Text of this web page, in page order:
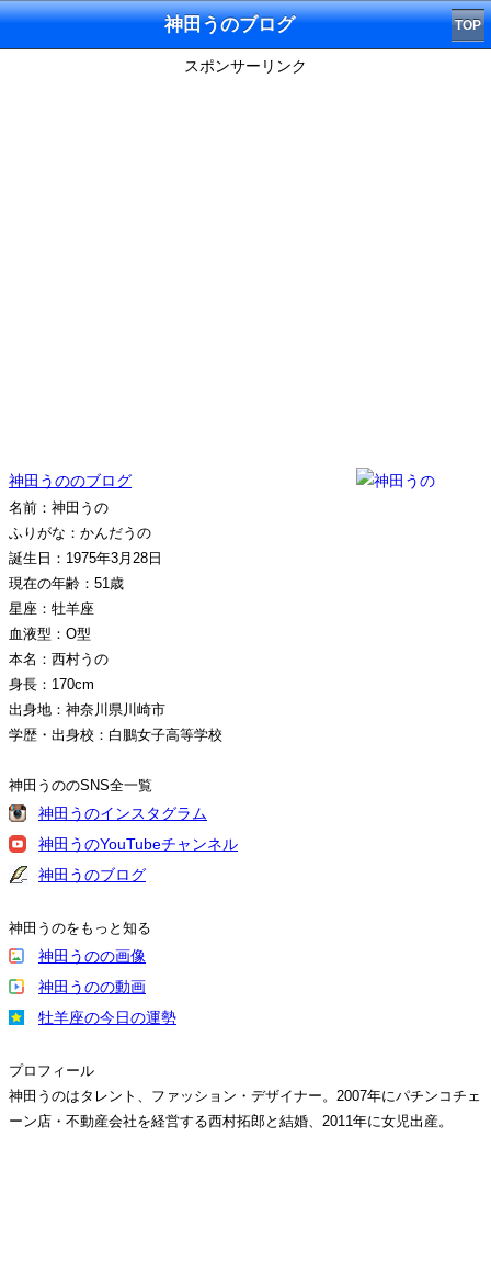
神田うのブログ TOP
スポンサーリンク
神田うののブログ
名前：神田うの
ふりがな：かんだうの
誕生日：1975年3月28日
現在の年齢：51歳
星座：牡羊座
血液型：O型
本名：西村うの
身長：170cm
出身地：神奈川県川崎市
学歴・出身校：白鵬女子高等学校
神田うののSNS全一覧
神田うのインスタグラム
神田うのYouTubeチャンネル
神田うのブログ
神田うのをもっと知る
神田うのの画像
神田うのの動画
牡羊座の今日の運勢
プロフィール
神田うのはタレント、ファッション・デザイナー。2007年にパチンコチェ
ーン店・不動産会社を経営する西村拓郎と結婚、2011年に女児出産。